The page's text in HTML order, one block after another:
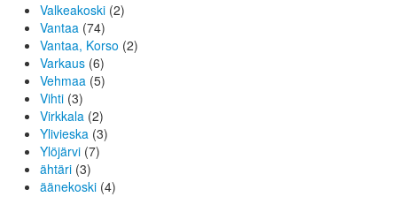
Valkeakoski (2)
Vantaa (74)
Vantaa, Korso (2)
Varkaus (6)
Vehmaa (5)
Vihti (3)
Virkkala (2)
Ylivieska (3)
Ylöjärvi (7)
ähtäri (3)
äänekoski (4)